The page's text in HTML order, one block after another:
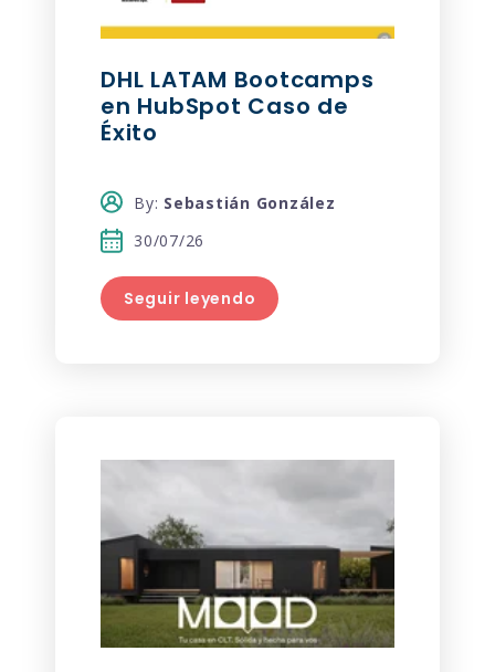
DHL LATAM Bootcamps
en HubSpot Caso de
Éxito
By: Sebastián González
30/07/26
Seguir leyendo